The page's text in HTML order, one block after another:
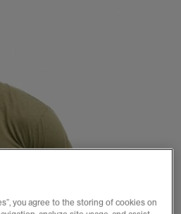
you agree to the storing of cookies on